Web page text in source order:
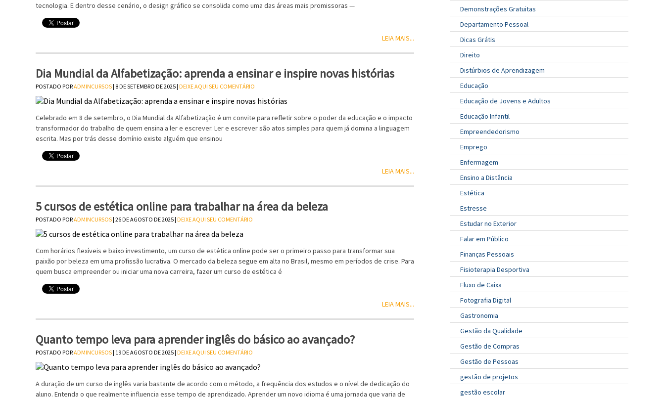
tecnologia. E dentro desse cenário, o design gráfico se consolida como uma das áreas mais promissoras —
LEIA MAIS...
Dia Mundial da Alfabetização: aprenda a ensinar e inspire novas histórias
POSTADO PORADMINCURSOS| 8 DE SETEMBRO DE 2025 | DEIXE AQUI SEU COMENTÁRIO
Celebrado em 8 de setembro, o Dia Mundial da Alfabetização é um convite para refletir sobre o poder da educação e o impacto
transformador do trabalho de quem ensina a ler e escrever. Ler e escrever são atos simples para quem já domina a linguagem
escrita. Mas por trás desse domínio existe alguém que ensinou
LEIA MAIS...
5 cursos de estética online para trabalhar na área da beleza
POSTADO PORADMINCURSOS| 26 DE AGOSTO DE 2025 | DEIXE AQUI SEU COMENTÁRIO
Com horários flexíveis e baixo investimento, um curso de estética online pode ser o primeiro passo para transformar sua
paixão por beleza em uma profissão lucrativa. O mercado da beleza segue em alta no Brasil, mesmo em períodos de crise. Para
quem busca empreender ou iniciar uma nova carreira, fazer um curso de estética é
LEIA MAIS...
Quanto tempo leva para aprender inglês do básico ao avançado?
POSTADO PORADMINCURSOS| 19 DE AGOSTO DE 2025 | DEIXE AQUI SEU COMENTÁRIO
A duração de um curso de inglês varia bastante de acordo com o método, a frequência dos estudos e o nível de dedicação do
aluno. Entenda o que realmente influencia esse tempo de aprendizado. Aprender um novo idioma é uma jornada que varia de
Demonstrações Gratuitas
Departamento Pessoal
Dicas Grátis
Direito
Distúrbios de Aprendizagem
Educação
Educação de Jovens e Adultos
Educação Infantil
Empreendedorismo
Emprego
Enfermagem
Ensino a Distância
Estética
Estresse
Estudar no Exterior
Falar em Público
Finanças Pessoais
Fisioterapia Desportiva
Fluxo de Caixa
Fotografia Digital
Gastronomia
Gestão da Qualidade
Gestão de Compras
Gestão de Pessoas
gestão de projetos
gestão escolar